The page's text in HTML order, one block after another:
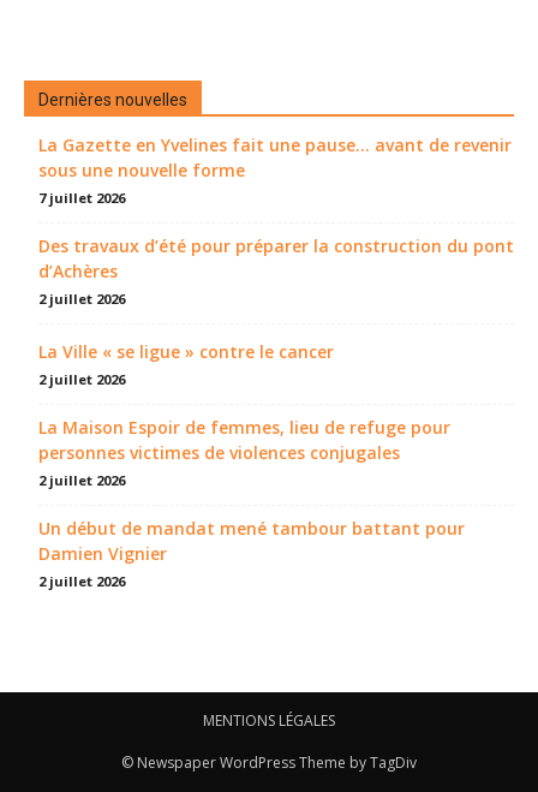
Dernières nouvelles
La Gazette en Yvelines fait une pause... avant de revenir
sous une nouvelle forme
7 juillet 2026
Des travaux d’été pour préparer la construction du pont
d’Achères
2 juillet 2026
La Ville « se ligue » contre le cancer
2 juillet 2026
La Maison Espoir de femmes, lieu de refuge pour
personnes victimes de violences conjugales
2 juillet 2026
Un début de mandat mené tambour battant pour
Damien Vignier
2 juillet 2026
MENTIONS LÉGALES
© Newspaper WordPress Theme by TagDiv